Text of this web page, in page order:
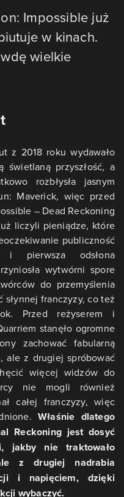
Impossible już
w kinach.
wielkie
z 2018 roku wydawało
przyszłość, a
rozbłysła jasnym
Maverick, więc przed
– Dead Reckoning
liczyli pieniądze, które
publiczność
pierwsza odsłona
wytwórni spore
do przemyślenia
franczyzy, co też
Przed reżyserem i
stanęło ogromne
zachować fabularną
ale z drugiej spróbować
więcej widzów do
nie mogli również
całej franczyzy, więc
Właśnie dlatego
Reckoning jest dosyć
jakby nie traktowało
z drugiej nadrabia
i napięciem, dzięki
wybaczyć.